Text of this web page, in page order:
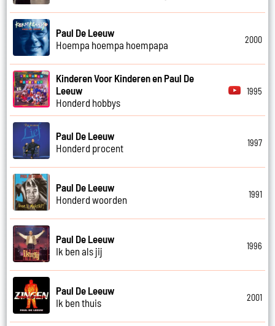
Paul De Leeuw
Hoempa hoempa hoempapa
2000
Kinderen Voor Kinderen en Paul De
Leeuw
Honderd hobbys
1995
Paul De Leeuw
Honderd procent
1997
Paul De Leeuw
Honderd woorden
1991
Paul De Leeuw
Ik ben als jij
1996
Paul De Leeuw
Ik ben thuis
2001